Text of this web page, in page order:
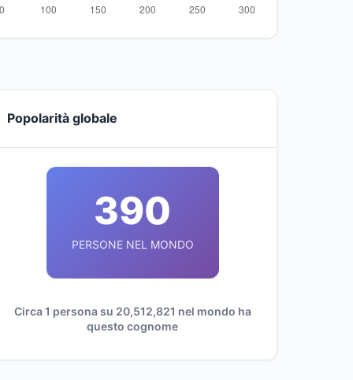
Popolarità globale
390
PERSONE NEL MONDO
Circa 1 persona su 20,512,821 nel mondo ha
questo cognome